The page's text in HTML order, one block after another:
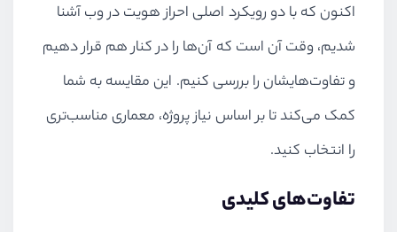
اکنون که با دو رویکرد اصلی احراز هویت در وب آشنا
شدیم، وقت آن است که آن‌ها را در کنار هم قرار دهیم
و تفاوت‌هایشان را بررسی کنیم. این مقایسه به شما
کمک می‌کند تا بر اساس نیاز پروژه، معماری مناسب‌تری
را انتخاب کنید.
تفاوت‌های کلیدی